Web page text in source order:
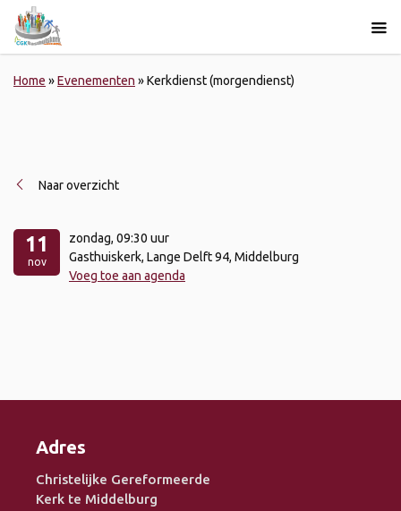
Home »Evenementen »Kerkdienst (morgendienst)
Naar overzicht
11
nov
zondag, 09:30 uur
Gasthuiskerk, Lange Delft 94, Middelburg
Voeg toe aan agenda
Adres
Christelijke Gereformeerde
Kerk te Middelburg